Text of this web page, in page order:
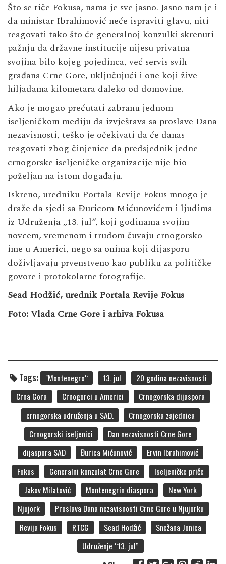
Što se tiče Fokusa, nama je sve jasno. Jasno nam je i
da ministar Ibrahimović neće ispraviti glavu, niti
reagovati tako što će generalnoj konzulki skrenuti
pažnju da državne institucije nijesu privatna
svojina bilo kojeg pojedinca, već servis svih
građana Crne Gore, uključujući i one koji žive
hiljadama kilometara daleko od domovine.
Ako je mogao prećutati zabranu jednom
iseljeničkom mediju da izvještava sa proslave Dana
nezavisnosti, teško je očekivati da će danas
reagovati zbog činjenice da predsjednik jedne
crnogorske iseljeničke organizacije nije bio
poželjan na istom događaju.
Iskreno, uredniku Portala Revije Fokus mnogo je
draže da sjedi sa Đuricom Mićunovićem i ljudima
iz Udruženja „13. jul“, koji godinama svojim
novcem, vremenom i trudom čuvaju crnogorsko
ime u Americi, nego sa onima koji dijasporu
doživljavaju prvenstveno kao publiku za političke
govore i protokolarne fotografije.
Sead Hodžić, urednik Portala Revije Fokus
Foto: Vlada Crne Gore i arhiva Fokusa
Tags: "Montenegro“ 13. jul
20 godina nezavisnosti
Crna Gora
Crnogorci u Americi
Crnogorska dijaspora
crnogorska udruženja u SAD.
Crnogorska zajednica
Crnogorski iseljenici
Dan nezavisnosti Crne Gore
dijaspora SAD
Đurica Mićunović
Ervin Ibrahimović
Fokus
Generalni konzulat Crne Gore
Iseljeničke priče
Jakov Milatović
Montenegrin diaspora
New York
Njujork
Proslava Dana nezavisnosti Crne Gore u Njujorku
Revija Fokus
RTCG Sead Hodžić
Snežana Jonica
Udruženje “13. jul”